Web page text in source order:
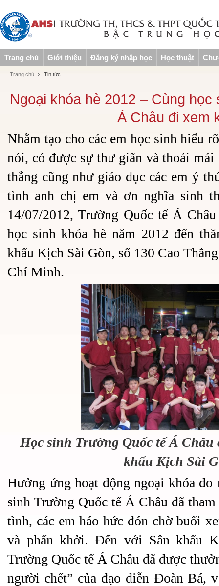
Trang chủ Giới thiệu Đăng ký nhập học Học thuật
Trang chủ Tin tức
Ngoại khóa hè 2012 – Cùng
Á Châu đi xem
Nhằm tạo cho các em học sinh hiểu
nói, có được sự thư giãn và thoải mái
thẳng cũng như giáo dục các em ý
tình anh chị em và ơn nghĩa sinh
14/07/2012, Trường Quốc tế Á
học sinh khóa hè năm 2012 đến
khấu Kịch Sài Gòn, số 130 Cao
Chí Minh.
Học sinh Trường Quốc tế Á
khấu Kịch Sài
Hưởng ứng hoạt động ngoại khóa
sinh Trường Quốc tế Á Châu đã
tình, các em háo hức đón chờ buổi
và phấn khởi. Đến với Sân khấu
Trường Quốc tế Á Châu đã được
người chết” của đạo diễn Đoàn Bá,